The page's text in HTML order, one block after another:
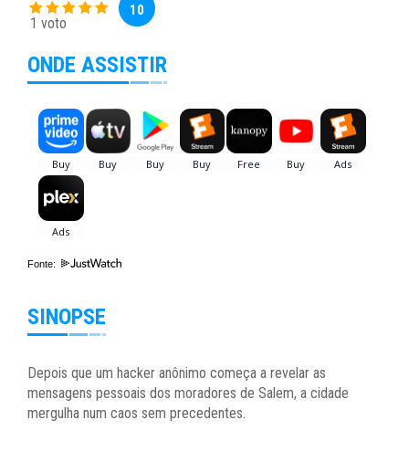
1 voto
10
ONDE ASSISTIR
Fonte:
SINOPSE
Depois que um hacker anônimo começa a revelar as
mensagens pessoais dos moradores de Salem, a cidade
mergulha num caos sem precedentes.